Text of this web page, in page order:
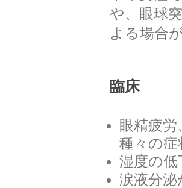
や、眼球
よる場合
臨床
眼精疲
種々の
湿度の
涙液分